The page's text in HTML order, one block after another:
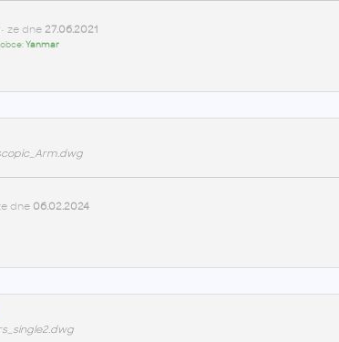
ze dne 27.06.2021
Yanmar
dne 06.02.2024